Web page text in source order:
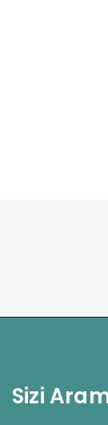
Sizi